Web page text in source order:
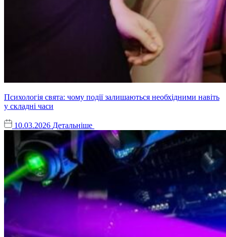
Психологія свята: чому події залишаються необхідними навіть
у складні часи
10.03.2026 Детальніше